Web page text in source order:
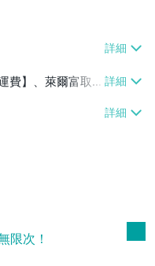
費】、萊爾富取
限次！